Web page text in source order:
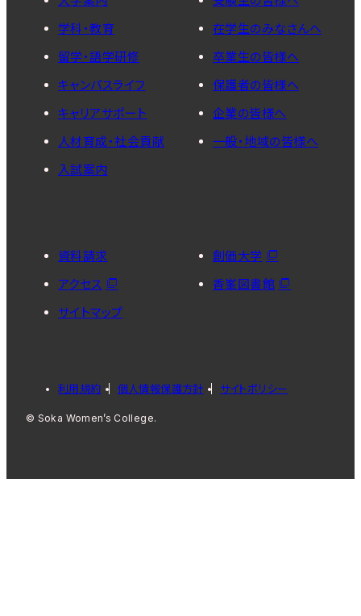
学科・教育
留学・語学研修
キャンパスライフ
キャリアサポート
人材育成・社会貢献
入試案内
在学生のみなさんへ
卒業生の皆様へ
保護者の皆様へ
企業の皆様へ
一般・地域の皆様へ
資料請求
アクセス
サイトマップ
創価大学
香峯図書館
利用規約 個人情報保護方針 サイトポリシー
© Soka Women’s College.